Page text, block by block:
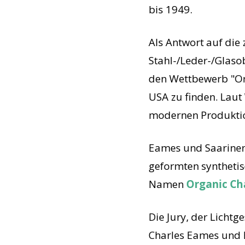
bis 1949.
Als Antwort auf die
Stahl-/Leder-/
den Wettbewerb
USA zu finden.
modernen
Eames und
geformten
Namen Organic
Die Jury, der
Charles Eames und